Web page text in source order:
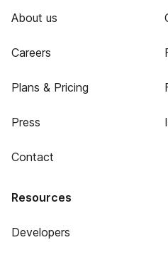
About us
Careers
Plans & Pricing
Press
Contact
Resources
Developers